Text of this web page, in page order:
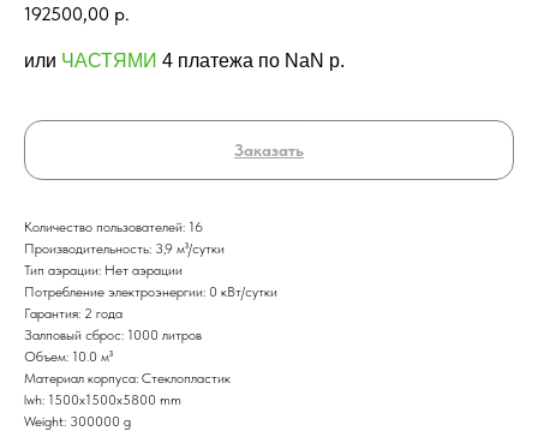
192500,00 р.
или ЧАСТЯМИ 4 платежа по NaN p.
Заказать
Количество пользователей: 16
Производительность: 3,9 м³/сутки
Тип аэрации: Нет аэрации
Потребление электроэнергии: 0 кВт/сутки
Гарантия: 2 года
Залповый сброс: 1000 литров
Объем: 10.0 м³
Материал корпуса: Стеклопластик
lwh: 1500x1500x5800 mm
Weight: 300000 g